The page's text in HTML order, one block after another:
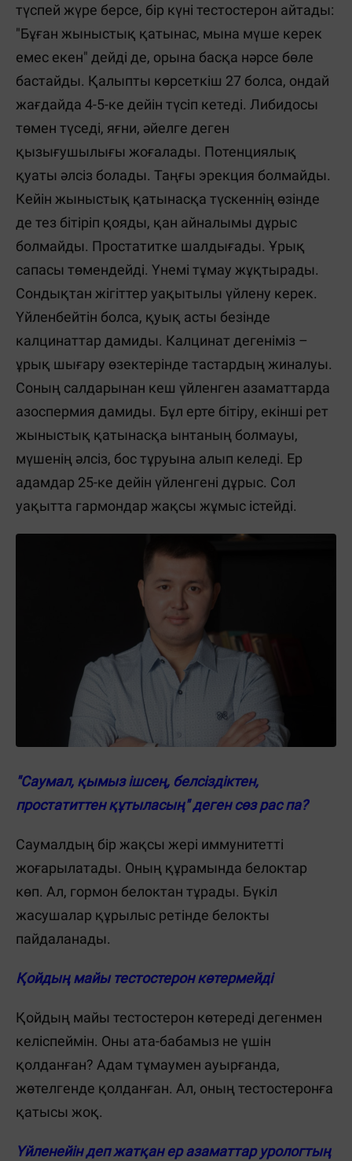
түспей жүре берсе, бір күні тестостерон айтады:
"Бұған жыныстық қатынас, мына мүше керек
емес екен" дейді де, орына басқа нәрсе бөле
бастайды. Қалыпты көрсеткіш 27 болса, ондай
жағдайда 4-5-ке дейін түсіп кетеді. Либидосы
төмен түседі, яғни, әйелге деген
қызығушылығы жоғалады. Потенциялық
қуаты әлсіз болады. Таңғы эрекция болмайды.
Кейін жыныстық қатынасқа түскеннің өзінде
де тез бітіріп қояды, қан айналымы дұрыс
болмайды. Простатитке шалдығады. Ұрық
сапасы төмендейді. Үнемі тұмау жұқтырады.
Сондықтан жігіттер уақытылы үйлену керек.
Үйленбейтін болса, қуық асты безінде
калцинаттар дамиды. Калцинат дегеніміз –
ұрық шығару өзектерінде тастардың жиналуы.
Соның салдарынан кеш үйленген азаматтарда
азоспермия дамиды. Бұл ерте бітіру, екінші рет
жыныстық қатынасқа ынтаның болмауы,
мүшенің әлсіз, бос тұруына алып келеді. Ер
адамдар 25-ке дейін үйленгені дұрыс. Сол
уақытта гармондар жақсы жұмыс істейді.
"Саумал, қымыз ішсең, белсіздіктен,
простатиттен құтыласың" деген сөз рас па?
Саумалдың бір жақсы жері иммунитетті
жоғарылатады. Оның құрамында белоктар
көп. Ал, гормон белоктан тұрады. Бүкіл
жасушалар құрылыс ретінде белокты
пайдаланады.
Қойдың майы тестостерон көтермейді
Қойдың майы тестостерон көтереді дегенмен
келіспеймін. Оны ата-бабамыз не үшін
қолданған? Адам тұмаумен ауырғанда,
жөтелгенде қолданған. Ал, оның тестостеронға
қатысы жоқ.
Үйленейін деп жатқан ер азаматтар урологтың